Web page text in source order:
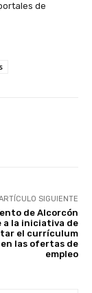
de
SIGUIENTE
de Alcorcón
a la iniciativa de
el currículum
las ofertas de
empleo